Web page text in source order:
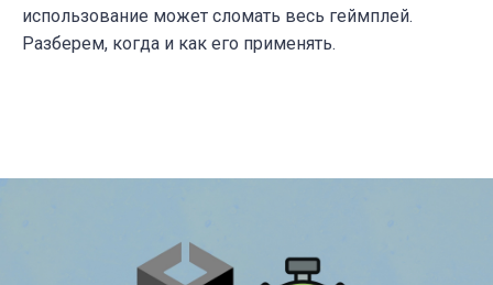
использование может сломать весь геймплей.
Разберем, когда и как его применять.